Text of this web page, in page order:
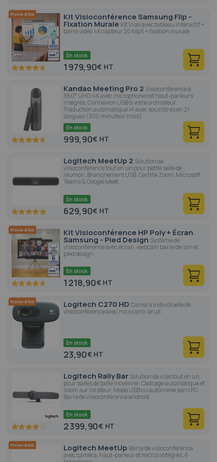
Kit Visioconférence Samsung Flip -
Fixation Murale Kit Visio avec tableau interactif +
barre vidéo 4K capteur 20 MpX + fixation murale
92.4100
En stock
1 979,90€
Kandao Meeting Pro 2 Visioconférence à
360° UHD 4K avec microphones et haut-parleurs
intégrés. Connexion USB à votre ordinateur.
Traduction automatique IA avec sous titres en 21
langues (300 minutes/ mois).
92.6100
En stock
999,90€
Logitech MeetUp 2 Solution de
visioconférence tout en un pour petite salle de
réunion. Branchement USB. Certifié Zoom, Microsoft
Teams & Google Meet.
100 100
En stock
629,90€
Kit Visioconférence HP Poly + Écran
Samsung - Pied Design Système de
visioconférence avec écran, webcam barre de son et
pied design
92.6100
En stock
1 218,90€
Logitech C270 HD Caméra individuelle de
visioconférence avec micro anti-bruit
En stock
23,90€
Logitech Rally Bar Solution de visio tout en un
pour salles de taille moyenne. Cadrage automatique et
zoom sur l'orateur. Mode USB ou autonome sans PC.
Barre de visioconférence android
80 100
En stock
2 399,90€
Logitech MeetUp Barre de visioconférence
avec caméra, haut-parleur et micros intégrés. 6